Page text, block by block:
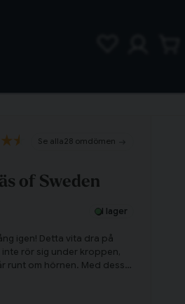
28 omdömen
of Sweden
I lager
igen! Detta vita dra på
rör sig under kroppen,
runt om hörnen. Med dess